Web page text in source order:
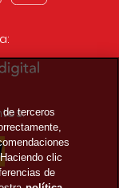
terceros
clic
de